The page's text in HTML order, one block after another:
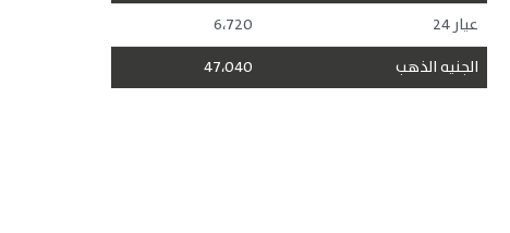
عيار 24
6،720
الجنيه الذهب
47،040